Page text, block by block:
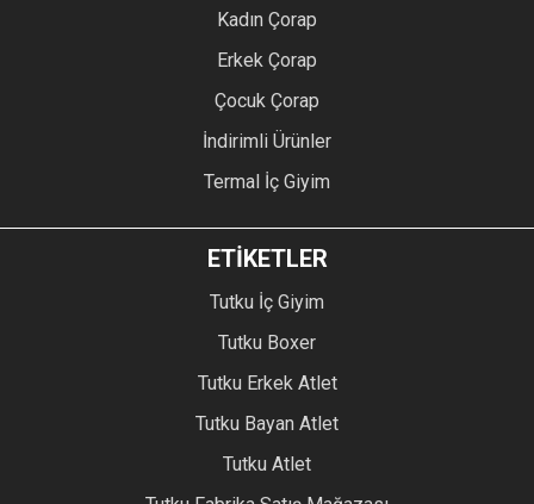
Kadın Çorap
Erkek Çorap
Çocuk Çorap
İndirimli Ürünler
Termal İç Giyim
ETİKETLER
Tutku İç Giyim
Tutku Boxer
Tutku Erkek Atlet
Tutku Bayan Atlet
Tutku Atlet